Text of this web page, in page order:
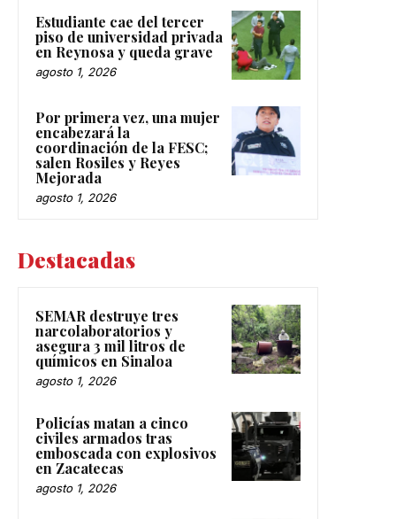
Estudiante cae del tercer
piso de universidad privada
en Reynosa y queda grave
agosto 1, 2026
Por primera vez, una mujer
encabezará la
coordinación de la FESC;
salen Rosiles y Reyes
Mejorada
agosto 1, 2026
Destacadas
SEMAR destruye tres
narcolaboratorios y
asegura 3 mil litros de
químicos en Sinaloa
agosto 1, 2026
Policías matan a cinco
civiles armados tras
emboscada con explosivos
en Zacatecas
agosto 1, 2026